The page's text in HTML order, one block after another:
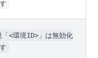
「<環境ID>」は無効化